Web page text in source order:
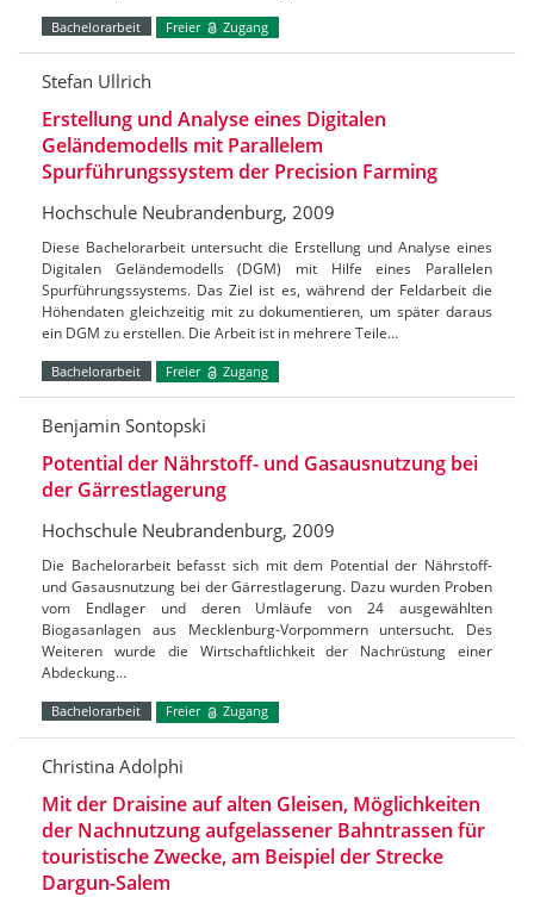
Bachelorarbeit Freier Zugang
Stefan Ullrich
Erstellung und Analyse eines Digitalen
Geländemodells mit Parallelem
Spurführungssystem der Precision Farming
Hochschule Neubrandenburg, 2009
Diese Bachelorarbeit untersucht die Erstellung und Analyse eines
Digitalen Geländemodells (DGM) mit Hilfe eines Parallelen
Spurführungssystems. Das Ziel ist es, während der Feldarbeit die
Höhendaten gleichzeitig mit zu dokumentieren, um später daraus
ein DGM zu erstellen. Die Arbeit ist in mehrere Teile…
Bachelorarbeit Freier Zugang
Benjamin Sontopski
Potential der Nährstoff- und Gasausnutzung bei
der Gärrestlagerung
Hochschule Neubrandenburg, 2009
Die Bachelorarbeit befasst sich mit dem Potential der Nährstoff-
und Gasausnutzung bei der Gärrestlagerung. Dazu wurden Proben
vom Endlager und deren Umläufe von 24 ausgewählten
Biogasanlagen aus Mecklenburg-Vorpommern untersucht. Des
Weiteren wurde die Wirtschaftlichkeit der Nachrüstung einer
Abdeckung…
Bachelorarbeit Freier Zugang
Christina Adolphi
Mit der Draisine auf alten Gleisen, Möglichkeiten
der Nachnutzung aufgelassener Bahntrassen für
touristische Zwecke, am Beispiel der Strecke
Dargun-Salem